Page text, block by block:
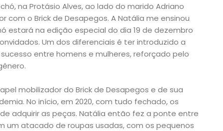
na Protásio Alves, ao lado do marido Adriano
com o Brick de Desapegos. A Natália me ensinou
estará na edição especial do dia 19 de dezembro
Um dos diferenciais é ter introduzido a
entre homens e mulheres, reforçado pelo
mobilizador do Brick de Desapegos e de sua
No início, em 2020, com tudo fechado, os
adquirir as peças. Natália então fez a ponte entre
um atacado de roupas usadas, com os pequenos